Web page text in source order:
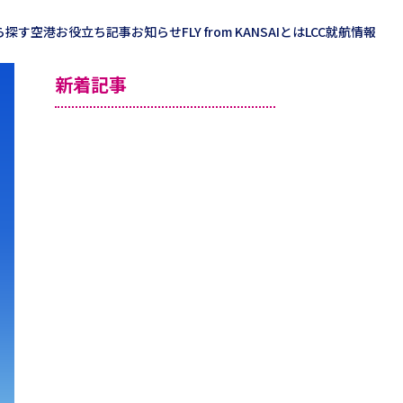
海外記事一覧
探す空港お役立ち記事お知らせFLY from KANSAIとはLCC就航情報
新着記事